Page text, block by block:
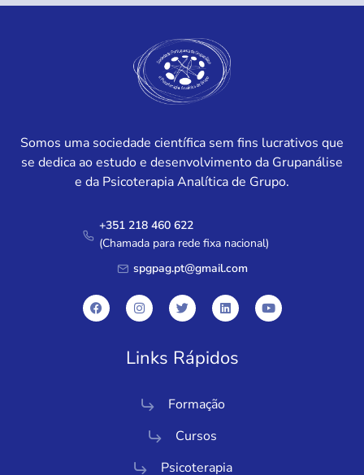
Somos uma sociedade científica sem fins lucrativos que
se dedica ao estudo e desenvolvimento da Grupanálise
e da Psicoterapia Analítica de Grupo.
+351 218 460 622
(Chamada para rede fixa nacional)
spgpag.pt@gmail.com
Links Rápidos
Formação
Cursos
Psicoterapia